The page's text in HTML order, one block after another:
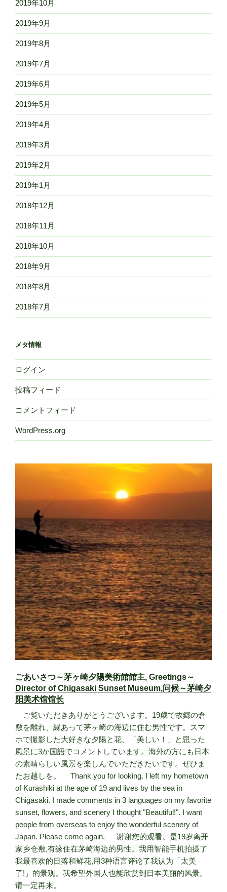
2019年10月
2019年9月
2019年8月
2019年7月
2019年6月
2019年5月
2019年4月
2019年3月
2019年2月
2019年1月
2018年12月
2018年11月
2018年10月
2018年9月
2018年8月
2018年7月
メタ情報
ログイン
投稿フィード
コメントフィード
WordPress.org
ごあいさつ～茅ヶ崎夕陽美術館館主, Greetings～
Director of Chigasaki Sunset Museum,问候～茅崎夕
阳美术馆馆长
ご覧いただきありがとうございます。19歳で故郷の倉
敷を離れ、縁あって茅ヶ崎の海辺に住む男性です。スマ
ホで撮影した大好きな夕陽と花、「美しい！」と思った
風景に3か国語でコメントしています。海外の方にも日本
の素晴らしい風景を楽しんでいただきたいです。ぜひま
たお越しを。 Thank you for looking. I left my hometown
of Kurashiki at the age of 19 and lives by the sea in
Chigasaki. I made comments in 3 languages on my favorite
sunset, flowers, and scenery I thought "Beautiful!". I want
people from overseas to enjoy the wonderful scenery of
Japan. Please come again. 谢谢您的观看。是19岁离开
家乡仓敷,有缘住在茅崎海边的男性。我用智能手机拍摄了
我最喜欢的日落和鲜花,用3种语言评论了我认为「太美
了!」的景观。我希望外国人也能欣赏到日本美丽的风景。
请一定再来。